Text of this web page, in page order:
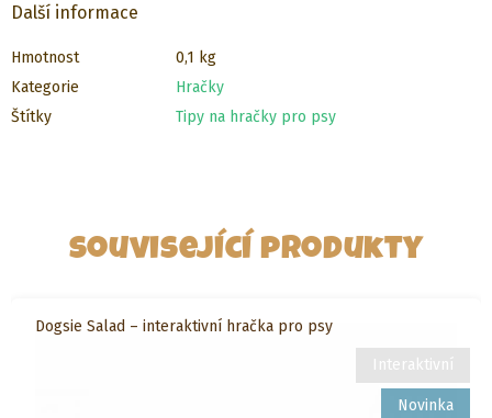
Další informace
Hmotnost
0,1 kg
Kategorie
Hračky
Štítky
Tipy na hračky pro psy
Související produkty
Interaktivní
Novinka
Dogsie Salad – interaktivní hračka pro psy